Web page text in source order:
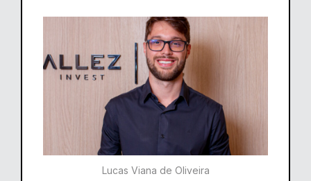
Lucas Viana de Oliveira